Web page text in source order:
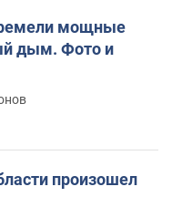
мощные
дым. Фото и
произошел